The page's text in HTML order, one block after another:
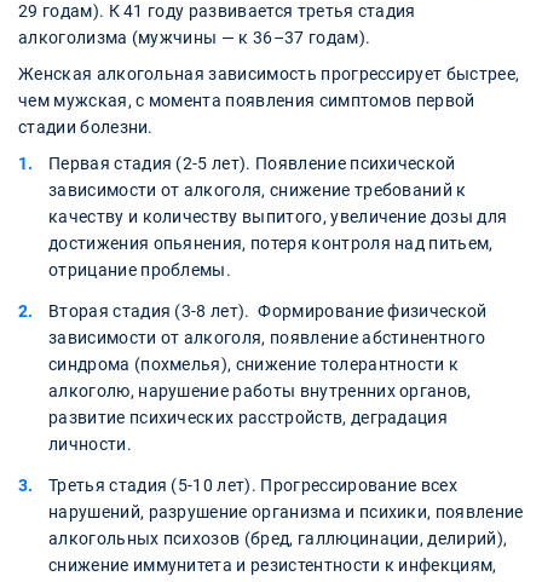
29 годам). К 41 году развивается третья стадия
алкоголизма (мужчины — к 36–37 годам).
Женская алкогольная зависимость прогрессирует быстрее,
чем мужская, с момента появления симптомов первой
стадии болезни.
Первая стадия (2-5 лет). Появление психической
зависимости от алкоголя, снижение требований к
качеству и количеству выпитого, увеличение дозы для
достижения опьянения, потеря контроля над питьем,
отрицание проблемы.
Вторая стадия (3-8 лет). Формирование физической
зависимости от алкоголя, появление абстинентного
синдрома (похмелья), снижение толерантности к
алкоголю, нарушение работы внутренних органов,
развитие психических расстройств, деградация
личности.
Третья стадия (5-10 лет). Прогрессирование всех
нарушений, разрушение организма и психики, появление
алкогольных психозов (бред, галлюцинации, делирий),
снижение иммунитета и резистентности к инфекциям,